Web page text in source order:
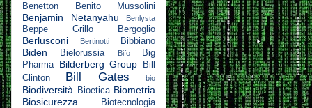
Benetton
Benito Mussolini
Benjamin Netanyahu Benlysta
Beppe Grillo Bergoglio
Berlusconi Bertinotti Bibbiano
Biden Bielorussia Bifo
Big
Pharma
Bilderberg Group
Bill
Clinton
Bill Gates bio
Biodiversità Bioetica Biometria
Biosicurezza
Biotecnologia